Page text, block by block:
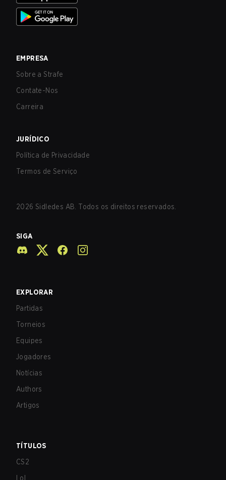
EMPRESA
Sobre a Strafe
Contate-Nos
Carreira
JURÍDICO
Política de Privacidade
Termos de Serviço
2026 Sidledes AB. Todos os direitos reservados.
SIGA
EXPLORAR
Partidas
Torneios
Equipes
Jogadores
Notícias
Authors
Artigos
TÍTULOS
CS2
LoL